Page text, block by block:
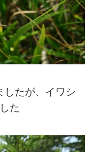
したが、イワシ
た